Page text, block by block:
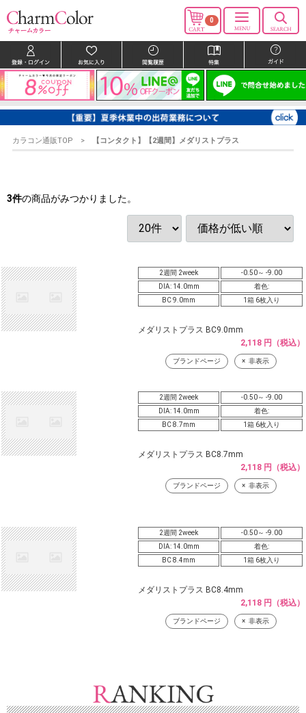
0
カラコン通販TOP 【コンタクト】【2週間】メダリストプラス
3件の商品がみつかりました。
2週間 2week
-0.50～ -9.00
DIA: 14.0mm
着色:
BC 9.0mm
1箱 6枚入り
メダリストプラス BC9.0mm
2,118 円（税込）
ブランドページ 非表示
2週間 2week
-0.50～ -9.00
DIA: 14.0mm
着色:
BC 8.7mm
1箱 6枚入り
メダリストプラス BC8.7mm
2,118 円（税込）
ブランドページ 非表示
2週間 2week
-0.50～ -9.00
DIA: 14.0mm
着色:
BC 8.4mm
1箱 6枚入り
メダリストプラス BC8.4mm
2,118 円（税込）
ブランドページ 非表示